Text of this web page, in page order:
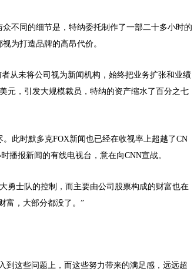
不同的细节是，特纳委托制作了一部二十多小时的
为打造品牌的高昂代价。
从未将公司视为新闻机构，始终把业务扩张和业绩
元，引发大规模裁员，特纳的资产缩水了百分之七
此时默多克FOX新闻也已经在收视率上超越了CN
报新闻的有线电视台，意在向CNN宣战。
勇士队的控制，而主要由公司股票构成的财富也在
富，大部分都没了。”
到这些问题上，而这些努力带来的满足感，远远超